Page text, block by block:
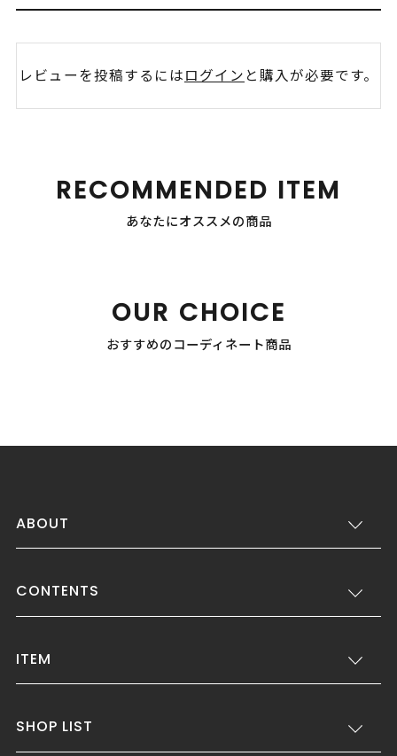
レビューを投稿するにはログイン と購入が必要です。
RECOMMENDED ITEM
あなたにオススメの商品
OUR CHOICE
おすすめのコーディネート商品
ABOUT
CONTENTS
ITEM
SHOP LIST